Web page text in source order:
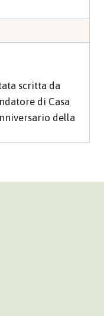
scritta da
di Casa
della